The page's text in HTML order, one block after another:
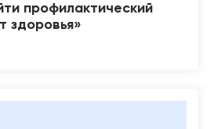
профилактический
здоровья»